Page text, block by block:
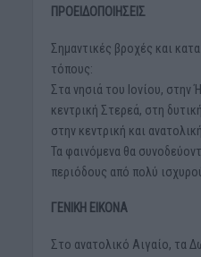
ΠΡΟΕΙΔΟΠΟΙΗΣΕΙΣ
Σημαντικές βροχές και
τόπους:
Στα νησιά του Ιονίου, στην
κεντρική Στερεά, στη
στην κεντρική και
Τα φαινόμενα θα
περιόδους από πολύ
ΓΕΝΙΚΗ ΕΙΚΟΝΑ
Στο ανατολικό Αιγαίο, τα